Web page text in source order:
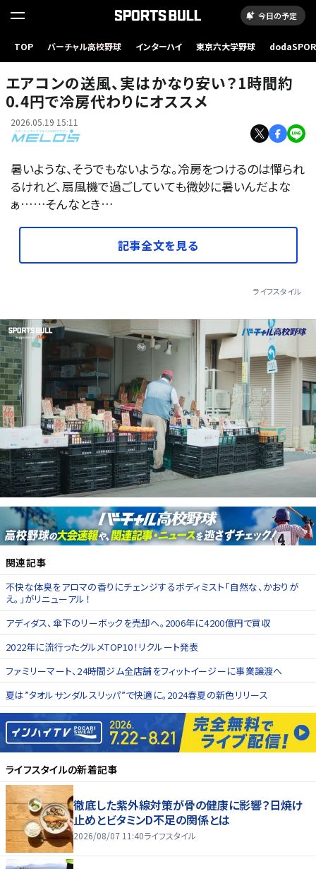
今日の予定
TOP バーチャル高校野球 インターハイ 東京六大学野球
エアコンの送風、実はかなり安い？1時間約0.4円で冷房代わりにオススメ
エアコンの送風、実はかなり安い？1時間約
0.4円で冷房代わりにオススメ
2026.05.19 15:11
暑いような、そうでもないような。冷房をつけるのは憚られ
るけれど、扇風機で過ごしていても微妙に暑いんだよな
ぁ……そんなとき…
記事全文を見る
ライフスタイル
関連記事
不快な体臭をアロマの香りにチェンジするボディミスト「自然な、かおりが
え。」がリニューアル！
アディダス、傘下のリーボックを売却へ。2006年に4200億円で買収
2022年に流行ったグルメTOP10！リクルート発表
ファミリーマート、24時間ジム全店舗をフィットイージーに事業譲渡へ
夏は”タオルサンダルスリッパ”で快適に。2024春夏の新色リリース
ライフスタイルの新着記事
徹底した紫外線対策が骨の健康に影響？日焼け
止めとビタミンD不足の関係とは
2026/08/07 11:40ライフスタイル